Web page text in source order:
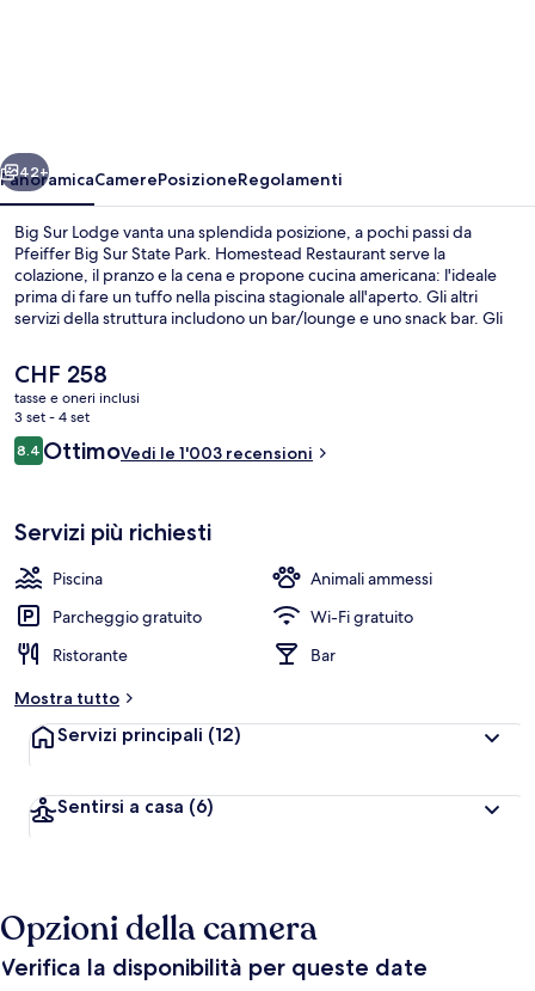
Avanti
42+
PanoramicaCamerePosizioneRegolamenti
Big Sur Lodge vanta una splendida posizione, a pochi passi da
Pfeiffer Big Sur State Park. Homestead Restaurant serve la
colazione, il pranzo e la cena e propone cucina americana: l'ideale
prima di fare un tuffo nella piscina stagionale all'aperto. Gli altri
servizi della struttura includono un bar/lounge e uno snack bar. Gli
invidiabile.
Il
prezzo
attuale
è
CHF 258
CHF 258
tasse e oneri inclusi
3 set - 4 set
Recensioni
8.48.4 su 10
OttimoVedi le 1'003 recensioni
Servizi più richiesti
Piscina
Animali ammessi
Parcheggio gratuito
Wi-Fi gratuito
Ristorante
Bar
Mostra tutto
Servizi principali (12)
Sentirsi a casa (6)
Opzioni della camera
Verifica la disponibilità per queste date